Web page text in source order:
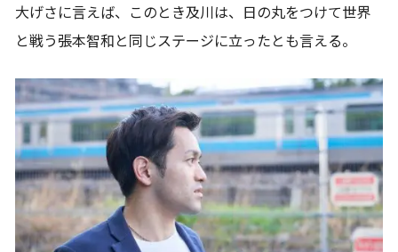
大げさに言えば、このとき及川は、日の丸をつけて世界
と戦う張本智和と同じステージに立ったとも言える。